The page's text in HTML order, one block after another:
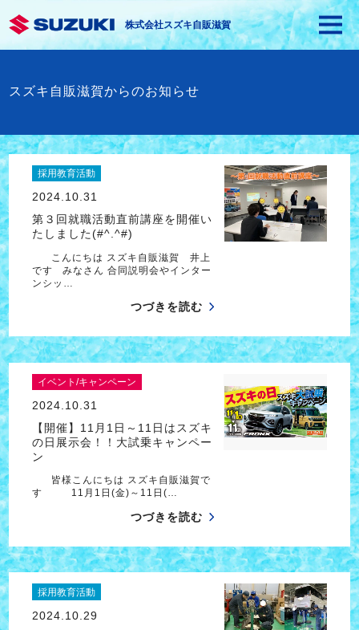
株式会社スズキ自販滋賀
スズキ自販滋賀からのお知らせ
採用教育活動
2024.10.31
第３回就職活動直前講座を開催い
たしました(#^.^#)
こんにちは スズキ自販滋賀 井上
です みなさん 合同説明会やインター
ンシッ…
つづきを読む
イベント/キャンペーン
2024.10.31
【開催】11月1日～11日はスズキ
の日展示会！！大試乗キャンペー
ン
皆様こんにちは スズキ自販滋賀で
す 11月1日(金)～11日(…
つづきを読む
採用教育活動
2024.10.29